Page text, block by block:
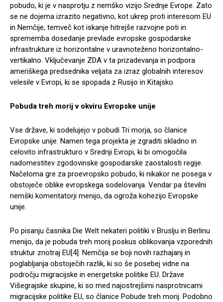
pobudo, ki je v nasprotju z nemško vizijo Srednje Evrope. Zato
se ne dojema izrazito negativno, kot ukrep proti interesom EU
in Nemčije, temveč kot iskanje hitrejše razvojne poti in
sprememba dosedanje prevlade evropske gospodarske
infrastrukture iz horizontalne v uravnoteženo horizontalno-
vertikalno. Vključevanje ZDA v ta prizadevanja in podpora
ameriškega predsednika veljata za izraz globalnih interesov
velesile v Evropi, ki se spopada z Rusijo in Kitajsko.
Pobuda treh morij v okviru Evropske unije
Vse države, ki sodelujejo v pobudi Tri morja, so članice
Evropske unije. Namen tega projekta je zgraditi skladno in
celovito infrastrukturo v Srednji Evropi, ki bi omogočila
nadomestitev zgodovinske gospodarske zaostalosti regije.
Načeloma gre za proevropsko pobudo, ki nikakor ne posega v
obstoječe oblike evropskega sodelovanja. Vendar pa številni
nemški komentatorji menijo, da ogroža kohezijo Evropske
unije.
Po pisanju časnika Die Welt nekateri politiki v Bruslju in Berlinu
menijo, da je pobuda treh morij poskus oblikovanja vzporednih
struktur znotraj EU[4]. Nemčija se boji novih razhajanj in
poglabljanja obstoječih razlik, ki so še posebej vidne na
področju migracijske in energetske politike EU. Države
Višegrajske skupine, ki so med najostrejšimi nasprotnicami
migracijske politike EU, so članice Pobude treh morij. Podobno